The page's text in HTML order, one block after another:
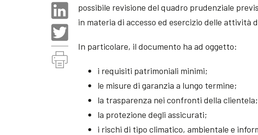
possibile revisione del quadro prudenziale
in materia di accesso ed esercizio delle attività
In particolare, il documento ha ad oggetto:
i requisiti patrimoniali minimi;
le misure di garanzia a lungo termine;
la trasparenza nei confronti della clientela;
la protezione degli assicurati;
i rischi di tipo climatico, ambientale e